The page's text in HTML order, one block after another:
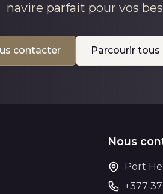
navire parfait pour vos
contacter Parcourir tous
Nous
Port
+377